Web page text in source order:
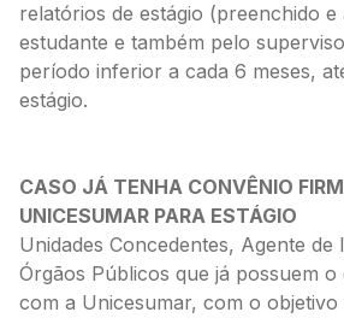
relatórios de estágio (preenchido e
estudante e também pelo
período inferior a cada 6 meses,
estágio.
CASO JÁ TENHA CONVÊNIO
UNICESUMAR PARA ESTÁGIO
Unidades Concedentes, Agente de
Órgãos Públicos que já possuem
com a Unicesumar, com o